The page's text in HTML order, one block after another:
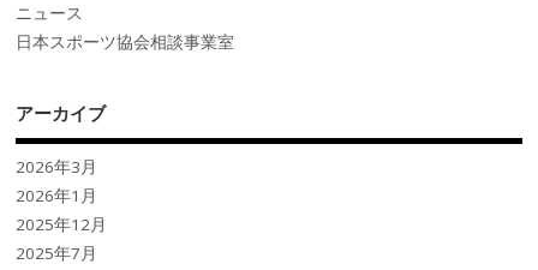
ニュース
日本スポーツ協会相談事業室
アーカイブ
2026年3月
2026年1月
2025年12月
2025年7月